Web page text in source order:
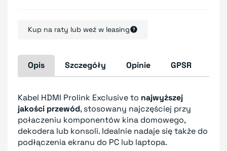
Kup na raty lub weź w leasing
Opis Szczegóły Opinie GPSR
Kabel HDMI Prolink Exclusive to najwyższej
jakości przewód, stosowany najczęściej przy
połaczeniu komponentów kina domowego,
dekodera lub konsoli. Idealnie nadaje się także do
podłączenia ekranu do PC lub laptopa.